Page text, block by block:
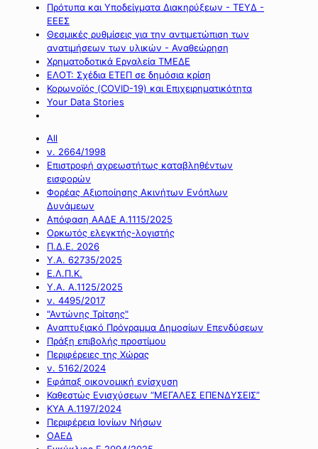
Πρότυπα και Υποδείγματα Διακηρύξεων - ΤΕΥΔ -
ΕΕΕΣ
Θεσμικές ρυθμίσεις για την αντιμετώπιση των
ανατιμήσεων των υλικών - Αναθεώρηση
Χρηματοδοτικά Εργαλεία ΤΜΕΔΕ
ΕΛΟΤ: Σχέδια ΕΤΕΠ σε δημόσια κρίση
Κορωνοϊός (COVID-19) και Επιχειρηματικότητα
Your Data Stories
All
ν. 2664/1998
Επιστροφή αχρεωστήτως καταβληθέντων
εισφορών
Φορέας Αξιοποίησης Ακινήτων Ενόπλων
Δυνάμεων
Απόφαση ΑΑΔΕ Α.1115/2025
Ορκωτός ελεγκτής-λογιστής
Π.Δ.Ε. 2026
Υ.Α. 62735/2025
Ε.Λ.Π.Κ.
Υ.Α. Α.1125/2025
ν. 4495/2017
"Αντώνης Τρίτσης"
Αναπτυξιακό Πρόγραμμα Δημοσίων Επενδύσεων
Πράξη επιβολής προστίμου
Περιφέρειες της Χώρας
ν. 5162/2024
Εφάπαξ οικονομική ενίσχυση
Καθεστώς Ενισχύσεων “ΜΕΓΑΛΕΣ ΕΠΕΝΔΥΣΕΙΣ”
ΚΥΑ Α.1197/2024
Περιφέρεια Ιονίων Νήσων
ΟΑΕΔ